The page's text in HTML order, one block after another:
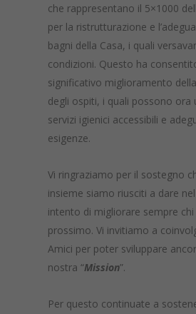
che rappresentano il 5×1000
per la ristrutturazione e
bagni della Casa, i quali
condizioni. Questo ha
significativo miglioramento
degli ospiti, i quali possono ora
servizi igienici accessibili e
esigenze.
Vi ringraziamo per il sostegno
insieme siamo riusciti a dare
intento di migliorare sempre
prossimo. Vi invitiamo a
Amici per poter sviluppare
nostra “Mission”.
Per questo continuate a